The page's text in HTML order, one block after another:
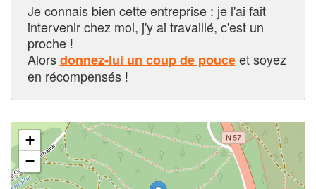
Je connais bien cette entreprise : je l'ai fait
intervenir chez moi, j'y ai travaillé, c'est un
proche !
Alorsdonnez-lui un coup de pouceet soyez
en récompensés !
+
−